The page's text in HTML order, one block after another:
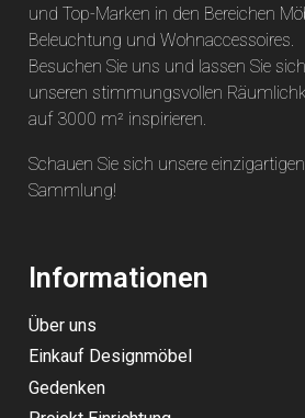
und Top-Marken in den Bereichen
Beleuchtung und Wohnaccessoires.
Besuchen Sie uns und lassen Sie
unseren stimmungsvollen
auf 3000 m² inspirieren.
Schauen Sie sich unsere
Sammlung!
Informationen
Über uns
Einkauf Designmöbel
Gedenken